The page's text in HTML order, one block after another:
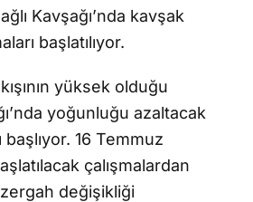
Kavşağı’nda kavşak
başlatılıyor.
yüksek olduğu
yoğunluğu azaltacak
başlıyor. 16 Temmuz
çalışmalardan
değişikliği